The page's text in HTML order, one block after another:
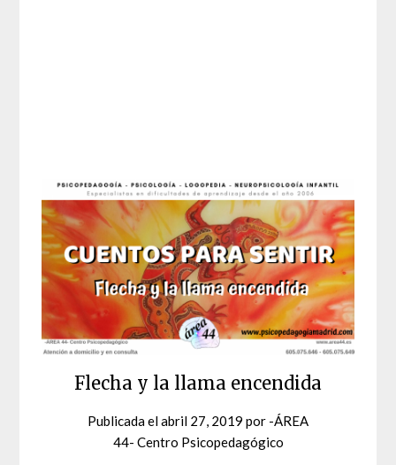
Flecha y la llama encendida
Publicada elabril 27, 2019 por -ÁREA
44- Centro Psicopedagógico